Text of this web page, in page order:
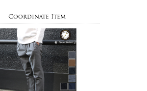
Coordinate Item